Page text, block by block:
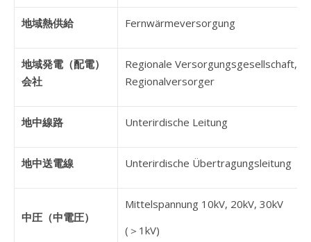
地域熱供給 Fernwärmeversorgung
地域発電（配電）
会社
Regionale Versorgungsgesellschaft,
Regionalversorger
地中線路 Unterirdische Leitung
地中送電線 Unterirdische Übertragungsleitung
中圧（中電圧）
Mittelspannung 10kV, 20kV, 30kV
(＞1kV)